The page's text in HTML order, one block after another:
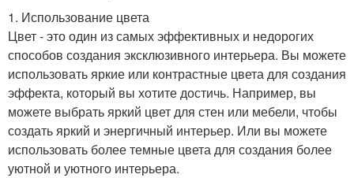
1. Использование цвета
Цвет - это один из самых эффективных и недорогих
способов создания эксклюзивного интерьера. Вы можете
использовать яркие или контрастные цвета для создания
эффекта, который вы хотите достичь. Например, вы
можете выбрать яркий цвет для стен или мебели, чтобы
создать яркий и энергичный интерьер. Или вы можете
использовать более темные цвета для создания более
уютной и уютного интерьера.